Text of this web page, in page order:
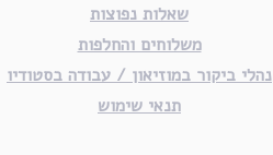
שאלות נפוצות
משלוחים והחלפות
נהלי ביקור במוזיאון / עבודה בסטודיו
תנאי שימוש